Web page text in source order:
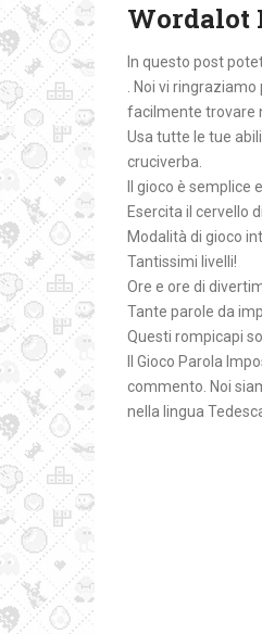
Wordalot
In questo post
. Noi vi
facilmente trovare
Usa tutte le tue
cruciverba.
Il gioco è
Esercita il cervello
Modalità di gioco
Tantissimi livelli!
Ore e ore di
Tante parole da
Questi rompicapi
Il Gioco Parola
commento. Noi
nella lingua